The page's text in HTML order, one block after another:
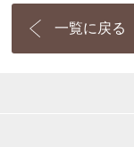
一覧に戻る